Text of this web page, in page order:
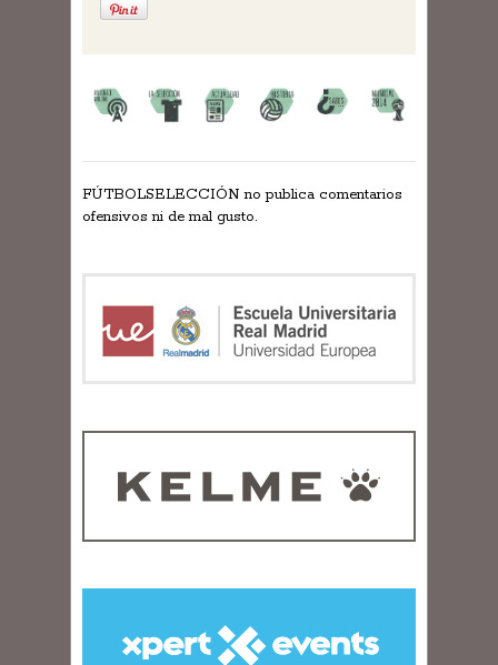
FÚTBOLSELECCIÓN no publica comentarios
ofensivos ni de mal gusto.